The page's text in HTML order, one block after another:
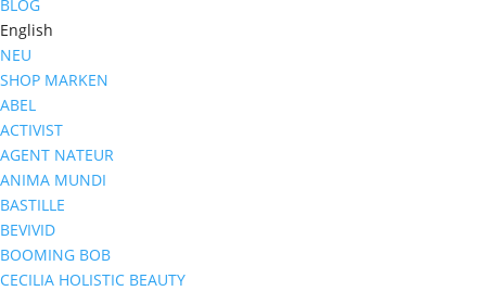
BLOG
English
NEU
SHOP MARKEN
ABEL
ACTIVIST
AGENT NATEUR
ANIMA MUNDI
BASTILLE
BEVIVID
BOOMING BOB
CECILIA HOLISTIC BEAUTY